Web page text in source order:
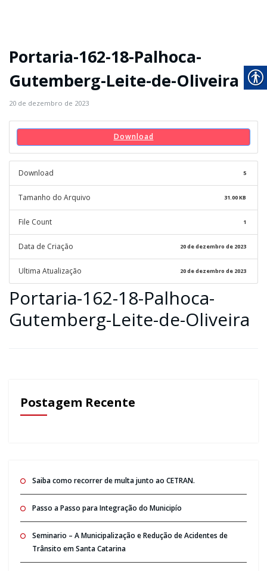
Portaria-162-18-Palhoca-
Gutemberg-Leite-de-Oliveira
20 de dezembro de 2023
Download
Download 5
Tamanho do Arquivo 31.00 KB
File Count 1
Data de Criação 20 de dezembro de 2023
Ultima Atualização 20 de dezembro de 2023
Portaria-162-18-Palhoca-
Gutemberg-Leite-de-Oliveira
Postagem Recente
Saiba como recorrer de multa junto ao CETRAN.
Passo a Passo para Integração do Municipío
Seminario – A Municipalização e Redução de Acidentes de
Trânsito em Santa Catarina